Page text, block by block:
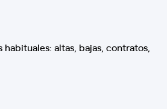
habituales: altas, bajas, contratos,